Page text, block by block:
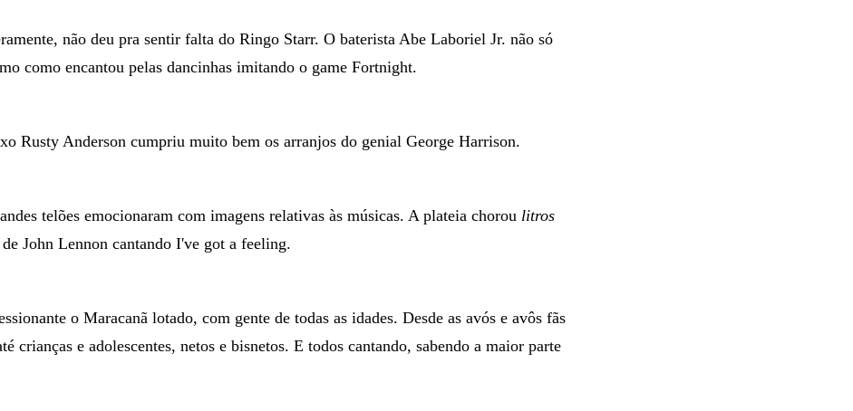
não deu pra sentir falta do Ringo Starr. O baterista Abe Laboriel Jr. não só
como encantou pelas dancinhas imitando o game Fortnight.
Rusty Anderson cumpriu muito bem os arranjos do genial George Harrison.
telões emocionaram com imagens relativas às músicas. A plateia chorou litros
John Lennon cantando I've got a feeling.
o Maracanã lotado, com gente de todas as idades. Desde as avós e avôs fãs
crianças e adolescentes, netos e bisnetos. E todos cantando, sabendo a maior parte